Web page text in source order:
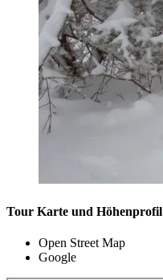
Tour Karte und Höhenprofil
Open Street Map
Google